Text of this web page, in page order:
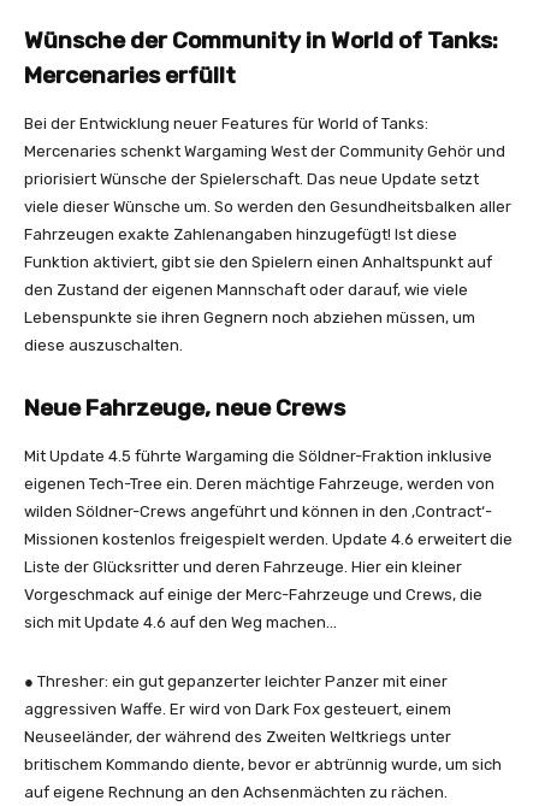
Wünsche der Community in World of Tanks:
Mercenaries erfüllt
Bei der Entwicklung neuer Features für World of Tanks:
Mercenaries schenkt Wargaming West der Community Gehör und
priorisiert Wünsche der Spielerschaft. Das neue Update setzt
viele dieser Wünsche um. So werden den Gesundheitsbalken aller
Fahrzeugen exakte Zahlenangaben hinzugefügt! Ist diese
Funktion aktiviert, gibt sie den Spielern einen Anhaltspunkt auf
den Zustand der eigenen Mannschaft oder darauf, wie viele
Lebenspunkte sie ihren Gegnern noch abziehen müssen, um
diese auszuschalten.
Neue Fahrzeuge, neue Crews
Mit Update 4.5 führte Wargaming die Söldner-Fraktion inklusive
eigenen Tech-Tree ein. Deren mächtige Fahrzeuge, werden von
wilden Söldner-Crews angeführt und können in den ‚Contract‘-
Missionen kostenlos freigespielt werden. Update 4.6 erweitert die
Liste der Glücksritter und deren Fahrzeuge. Hier ein kleiner
Vorgeschmack auf einige der Merc-Fahrzeuge und Crews, die
sich mit Update 4.6 auf den Weg machen…
● Thresher: ein gut gepanzerter leichter Panzer mit einer
aggressiven Waffe. Er wird von Dark Fox gesteuert, einem
Neuseeländer, der während des Zweiten Weltkriegs unter
britischem Kommando diente, bevor er abtrünnig wurde, um sich
auf eigene Rechnung an den Achsenmächten zu rächen.